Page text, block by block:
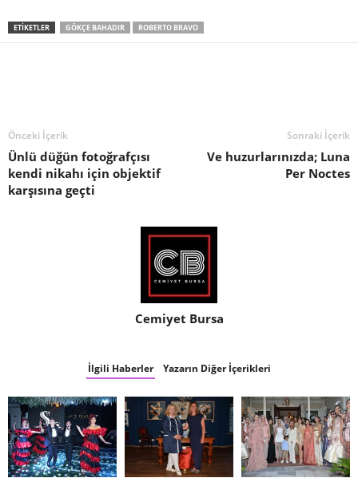
ETIKETLER GÖKÇE BAHADIR ROBERTO BRAVO
Önceki İçerik
Ünlü düğün fotoğrafçısı
kendi nikahı için objektif
karşısına geçti
Sonraki İçerik
Ve huzurlarınızda; Luna
Per Noctes
Cemiyet Bursa
İlgili Haberler Yazarın Diğer İçerikleri